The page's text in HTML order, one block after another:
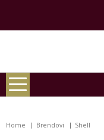
Home Brendovi Shell